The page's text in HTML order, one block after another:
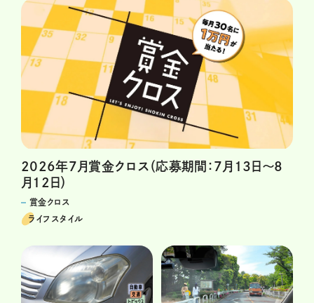
2026年7月賞金クロス（応募期間：7月13日～8
月12日）
賞金クロス
ライフスタイル